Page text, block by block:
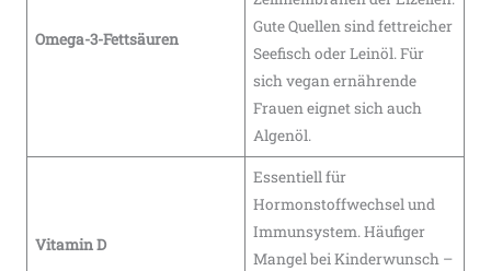
Omega-3-Fettsäuren
Gute Quellen sind fettreicher
Seefisch oder Leinöl. Für
sich vegan ernährende
Frauen eignet sich auch
Algenöl.
Vitamin D
Essentiell für
Hormonstoffwechsel und
Immunsystem. Häufiger
Mangel bei Kinderwunsch –